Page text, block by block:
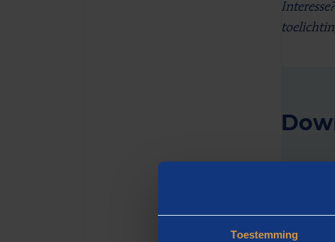
Toestemming